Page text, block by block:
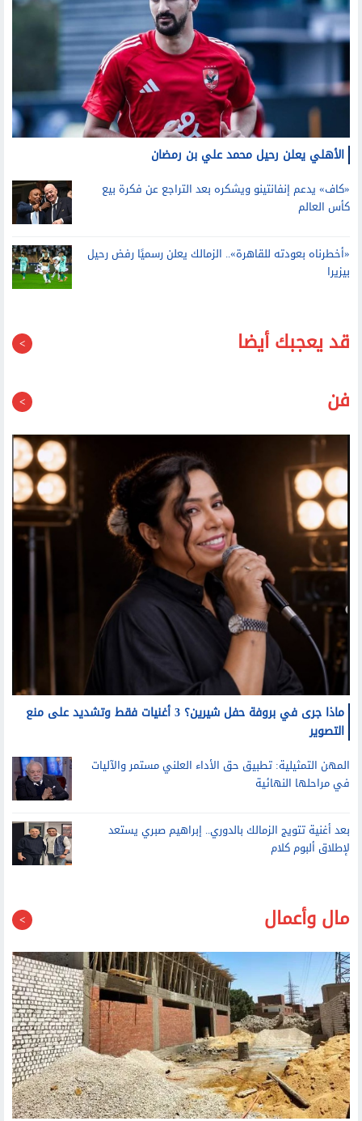
الأهلي يعلن رحيل محمد علي بن رمضان
«كاف» يدعم إنفانتينو ويشكره بعد التراجع عن فكرة بيع
كأس العالم
«أخطرناه بعودته للقاهرة».. الزمالك يعلن رسميًا رفض رحيل
بيزيرا
قد يعجبك أيضا
فن
ماذا جرى في بروفة حفل شيرين؟ 3 أغنيات فقط وتشديد على منع
التصوير
المهن التمثيلية: تطبيق حق الأداء العلني مستمر والآليات
في مراحلها النهائية
بعد أغنية تتويج الزمالك بالدوري.. إبراهيم صبري يستعد
لإطلاق ألبوم كلام
مال وأعمال